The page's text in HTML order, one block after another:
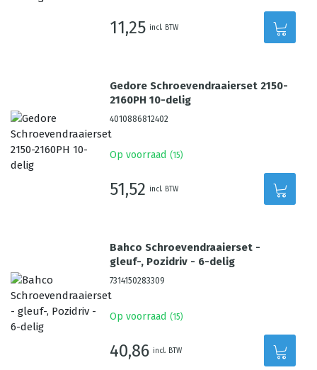
11,25 incl. BTW
Gedore Schroevendraaierset 2150-
2160PH 10-delig
4010886812402
Op voorraad (15)
51,52 incl. BTW
Bahco Schroevendraaierset -
gleuf-, Pozidriv - 6-delig
7314150283309
Op voorraad (15)
40,86 incl. BTW